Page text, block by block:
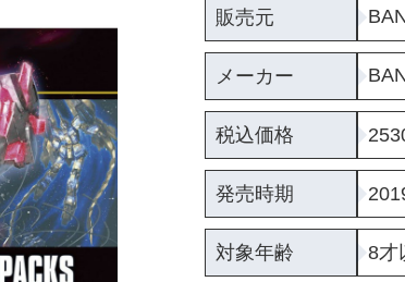
販売元
メーカー
税込価格
発売時期
対象年齢 8才